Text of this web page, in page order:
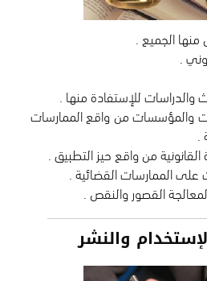
والمؤسسات من واقع الممارسات
القصور والنقص .
والنشر